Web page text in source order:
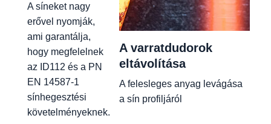
A síneket nagy
erővel nyomják,
ami garantálja,
hogy megfelelnek
az ID112 és a PN
EN 14587-1
sínhegesztési
követelményeknek.
A varratdudorok
eltávolítása
A felesleges anyag levágása
a sín profiljáról